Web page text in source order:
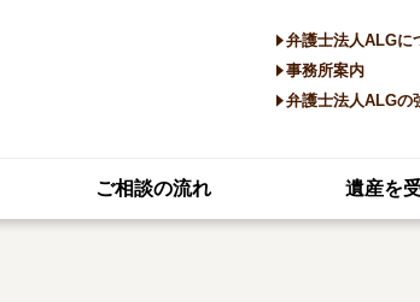
弁護士法人ALGに
事務所案内
弁護士法人ALGの
ご相談の流れ 遺産を